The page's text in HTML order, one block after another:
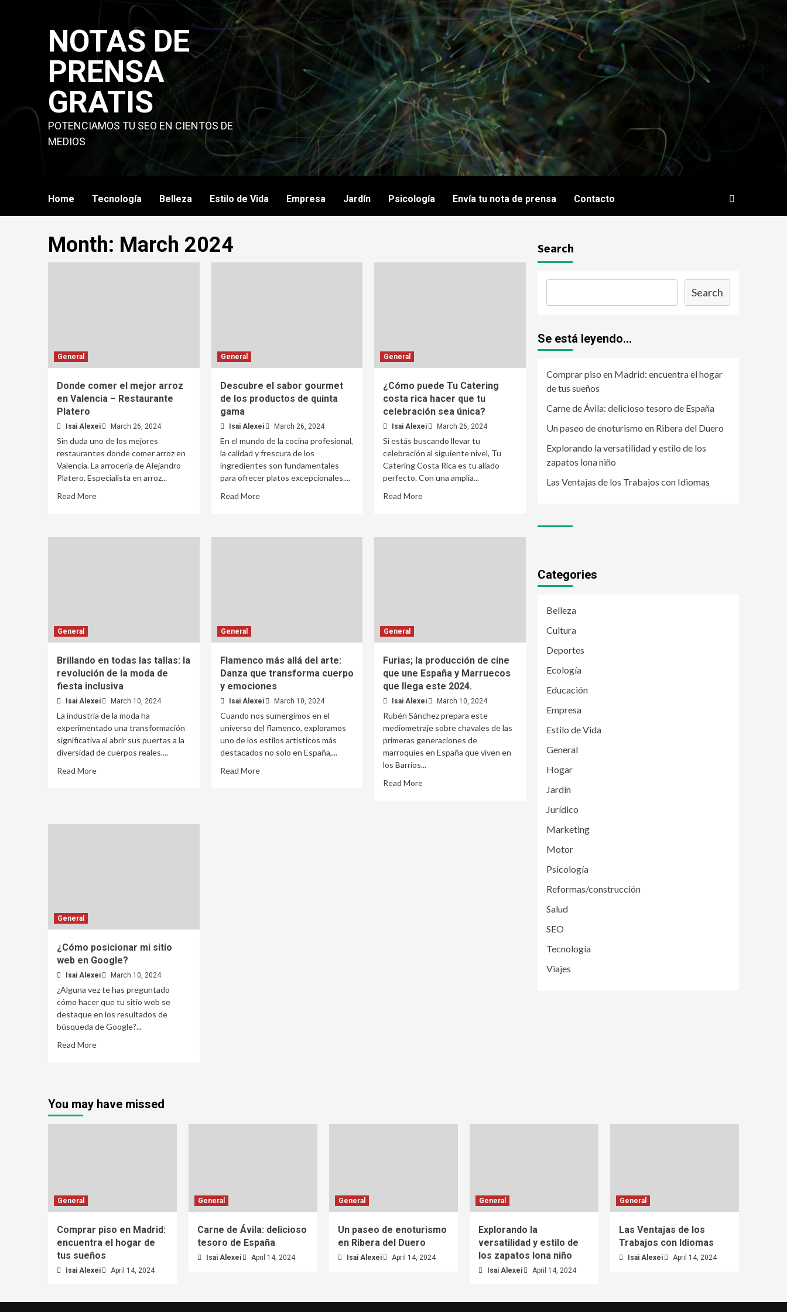
NOTAS DE
PRENSA
GRATIS
POTENCIAMOS TU SEO EN CIENTOS DE
MEDIOS
Home Tecnología Belleza Estilo de Vida Empresa Jardín Psicología Envía tu nota de prensa Contacto
Month: March 2024
General
Donde comer el mejor arroz
en Valencia – Restaurante
Platero
Isai Alexei March 26, 2024
Sin duda uno de los mejores
restaurantes donde comer arroz en
Valencia. La arrocería de Alejandro
Platero. Especialista en arroz...
Read More
General
Descubre el sabor gourmet
de los productos de quinta
gama
Isai Alexei March 26, 2024
En el mundo de la cocina profesional,
la calidad y frescura de los
ingredientes son fundamentales
para ofrecer platos excepcionales....
Read More
General
¿Cómo puede Tu Catering
costa rica hacer que tu
celebración sea única?
Isai Alexei March 26, 2024
Si estás buscando llevar tu
celebración al siguiente nivel, Tu
Catering Costa Rica es tu aliado
perfecto. Con una amplia...
Read More
General
Brillando en todas las tallas: la
revolución de la moda de
fiesta inclusiva
Isai Alexei March 10, 2024
La industria de la moda ha
experimentado una transformación
significativa al abrir sus puertas a la
diversidad de cuerpos reales....
Read More
General
Flamenco más allá del arte:
Danza que transforma cuerpo
y emociones
Isai Alexei March 10, 2024
Cuando nos sumergimos en el
universo del flamenco, exploramos
uno de los estilos artísticos más
destacados no solo en España,...
Read More
General
Furias; la producción de cine
que une España y Marruecos
que llega este 2024.
Isai Alexei March 10, 2024
Rubén Sánchez prepara este
mediometraje sobre chavales de las
primeras generaciones de
marroquíes en España que viven en
los Barrios...
Read More
General
¿Cómo posicionar mi sitio
web en Google?
Isai Alexei March 10, 2024
¿Alguna vez te has preguntado
cómo hacer que tu sitio web se
destaque en los resultados de
búsqueda de Google?...
Read More
Search
Search
Se está leyendo...
Comprar piso en Madrid: encuentra el hogar
de tus sueños
Carne de Ávila: delicioso tesoro de España
Un paseo de enoturismo en Ribera del Duero
Explorando la versatilidad y estilo de los
zapatos lona niño
Las Ventajas de los Trabajos con Idiomas
Categories
Belleza
Cultura
Deportes
Ecología
Educación
Empresa
Estilo de Vida
General
Hogar
Jardín
Jurídico
Marketing
Motor
Psicología
Reformas/construcción
Salud
SEO
Tecnología
Viajes
You may have missed
General
Comprar piso en Madrid:
encuentra el hogar de
tus sueños
Isai Alexei April 14, 2024
General
Carne de Ávila: delicioso
tesoro de España
Isai Alexei April 14, 2024
General
Un paseo de enoturismo
en Ribera del Duero
Isai Alexei April 14, 2024
General
Explorando la
versatilidad y estilo de
los zapatos lona niño
Isai Alexei April 14, 2024
General
Las Ventajas de los
Trabajos con Idiomas
Isai Alexei April 14, 2024